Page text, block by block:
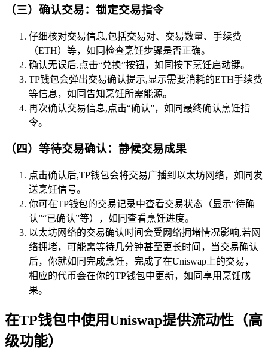
（三）确认交易：锁定交易指令
仔细核对交易信息,包括交易对、交易数量、手续费
（ETH）等，如同检查烹饪步骤是否正确。
确认无误后,点击“兑换”按钮，如同按下烹饪启动键。
TP钱包会弹出交易确认提示,显示需要消耗的ETH手续费
等信息，如同告知烹饪所需能源。
再次确认交易信息,点击“确认”，如同最终确认烹饪指
令。
（四）等待交易确认：静候交易成果
点击确认后,TP钱包会将交易广播到以太坊网络，如同发
送烹饪信号。
你可在TP钱包的交易记录中查看交易状态（显示“待确
认”“已确认”等），如同查看烹饪进度。
以太坊网络的交易确认时间会受网络拥堵情况影响,若网
络拥堵，可能需等待几分钟甚至更长时间，当交易确认
后，你就如同完成烹饪，完成了在Uniswap上的交易，
相应的代币会在你的TP钱包中更新，如同享用烹饪成
果。
在TP钱包中使用Uniswap提供流动性（高
级功能）